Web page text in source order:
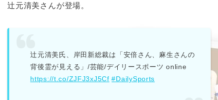
辻元清美さんが登場。
辻元清美氏、岸田新総裁は「安倍さん、麻生さんの
背後霊が見える」/芸能/デイリースポーツ online
https://t.co/ZJFJ3xJ5Cf #DailySports